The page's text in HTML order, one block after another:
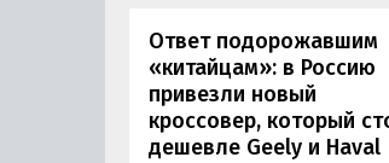
Ответ подорожавшим
«китайцам»: в Россию
привезли новый
кроссовер, который
дешевле Geely и Haval